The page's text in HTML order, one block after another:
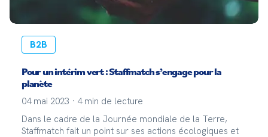
B2B
Pour un intérim vert : Staffmatch s’engage pour la
planète
04 mai 2023 · 4 min de lecture
Dans le cadre de la Journée mondiale de la Terre,
Staffmatch fait un point sur ses actions écologiques et